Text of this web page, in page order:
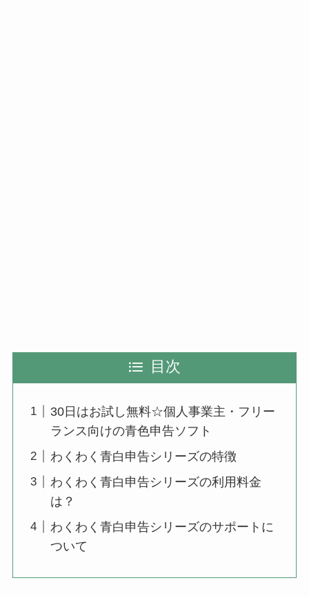
目次
30日はお試し無料☆個人事業主・フリー
ランス向けの青色申告ソフト
わくわく青白申告シリーズの特徴
わくわく青白申告シリーズの利用料金
は？
わくわく青白申告シリーズのサポートに
ついて